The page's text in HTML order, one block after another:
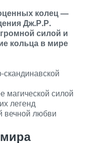
колец —
Дж.Р.Р.
силой и
кольца в мире
силой
легенд
вечной любви